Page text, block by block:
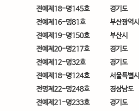
전예제18-명145호
경기도
전예제16-명81호
부산광역시
전예제19-명150호
부산시
전예제20-명217호
경기도
전예제12-명32호
경기도
전예제18-명124호
서울특별시
전명제22-명248호
경상남도
전예제21-명233호
경기도